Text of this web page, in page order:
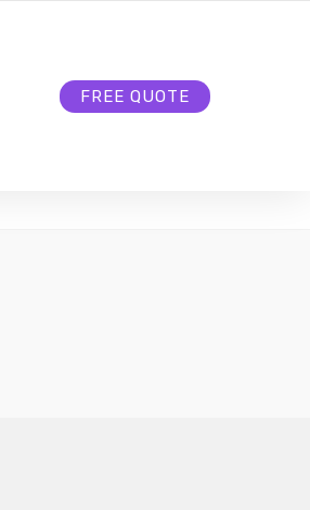
FREE QUOTE